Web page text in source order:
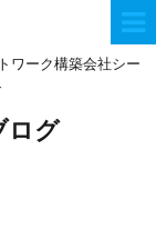
ワーク構築会社シー
ログ